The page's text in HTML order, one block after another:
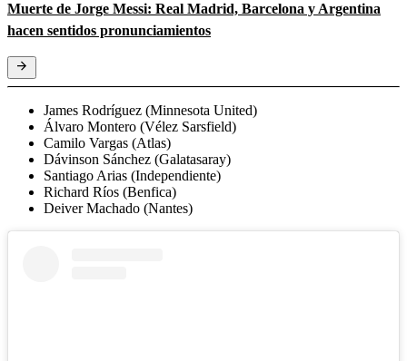
Muerte de Jorge Messi: Real Madrid, Barcelona y Argentina
hacen sentidos pronunciamientos
James Rodríguez (Minnesota United)
Álvaro Montero (Vélez Sarsfield)
Camilo Vargas (Atlas)
Dávinson Sánchez (Galatasaray)
Santiago Arias (Independiente)
Richard Ríos (Benfica)
Deiver Machado (Nantes)